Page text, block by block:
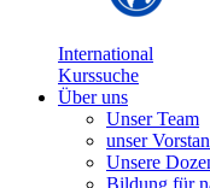
International
Kurssuche
Über uns
Unser Team
unser
Unsere
Bildung für